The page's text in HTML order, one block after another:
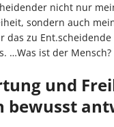
nicht nur
sondern auch
das zu
…Was ist der Mensch?
und
bewusst